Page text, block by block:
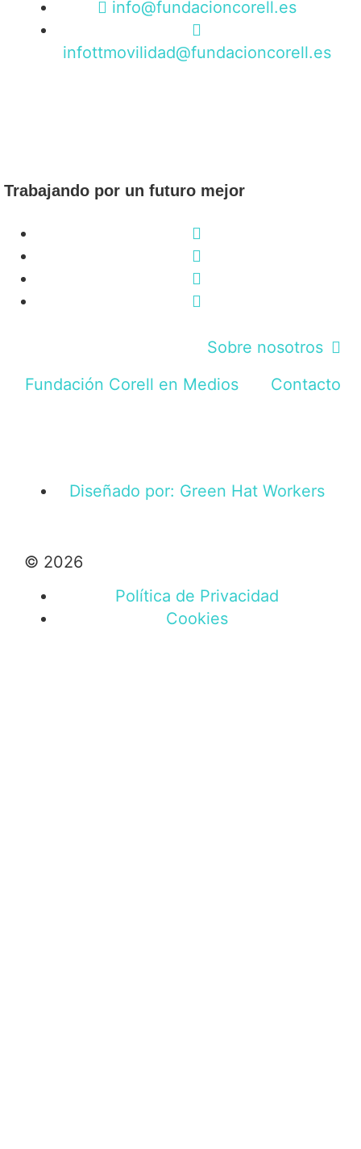
info@fundacioncorell.es
infottmovilidad@fundacioncorell.es
Trabajando por un futuro mejor
Sobre nosotros
Fundación Corell en Medios
Contacto
© 2026
Política de Privacidad
Cookies
Diseñado por: Green Hat Workers